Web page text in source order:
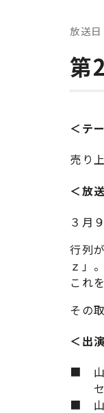
放送
第
＜テ
売り
＜放
３月
行列
ｚ」。
これ
その
＜出
■ 山
セ
■ 山